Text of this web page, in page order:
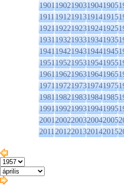
19011902190319041905
19111912191319141915
19211922192319241925
19311932193319341935
19411942194319441945
19511952195319541955
19611962196319641965
19711972197319741975
19811982198319841985
19911992199319941995
20012002200320042005
20112012201320142015